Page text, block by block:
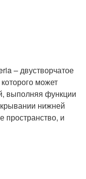
– двустворчатое
может
выполняя функции
нижней
пространство, и